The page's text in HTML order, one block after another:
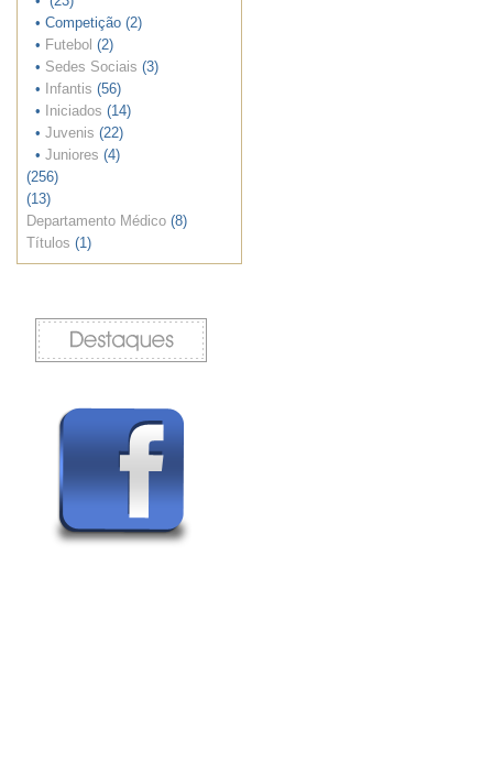
• Competição (2)
• Futebol (2)
• Sedes Sociais (3)
•
Infantis (56)
•
Iniciados (14)
• Juvenis (22)
• Juniores (4)
(256)
(13)
Departamento Médico (8)
Títulos (1)